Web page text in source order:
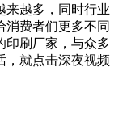
多，同时行业
消费者们更多不同
刷厂家，与众多
，就点击深夜视频